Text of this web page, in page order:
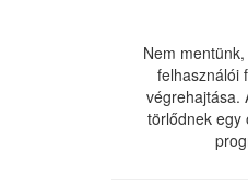
Nem
felhasználói
végrehajtása.
törlődnek egy